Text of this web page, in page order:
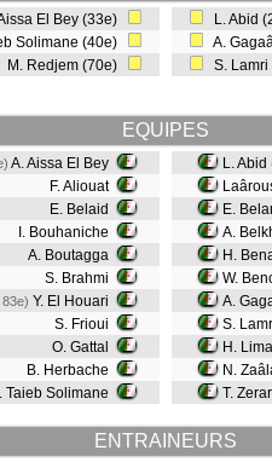
El Bey (33e)
Solimane (40e)
M. Redjem (70e)
L. Abid
A.
S. Lamri
EQUIPES
A. Aissa El Bey
F. Aliouat
E. Belaid
I. Bouhaniche
A. Boutagga
S. Brahmi
Y. El Houari
S. Frioui
O. Gattal
B. Herbache
Taieb Solimane
L. Abid
E.
A.
H.
W.
A.
S.
H.
N.
T.
ENTRAINEURS